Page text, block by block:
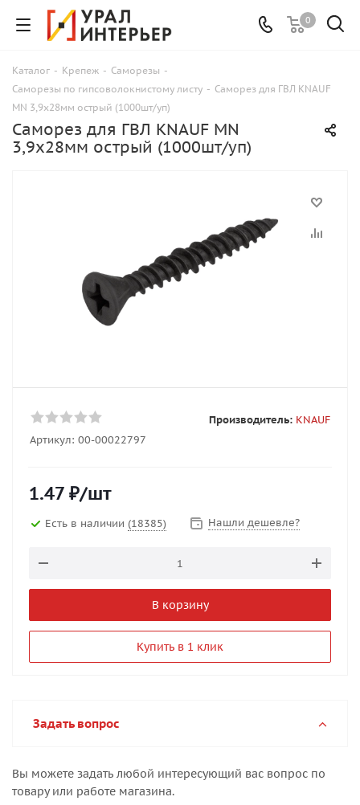
0
Каталог - Крепеж - Саморезы -
Саморезы по гипсоволокнистому листу - Саморез для ГВЛ KNAUF
MN 3,9х28мм острый (1000шт/уп)
Саморез для ГВЛ KNAUF MN
3,9х28мм острый (1000шт/уп)
Артикул: 00-00022797
Производитель: KNAUF
1.47 ₽/шт
Есть в наличии (18385) Нашли дешевле?
В корзину
Купить в 1 клик
Задать вопрос
Вы можете задать любой интересующий вас вопрос по
товару или работе магазина.